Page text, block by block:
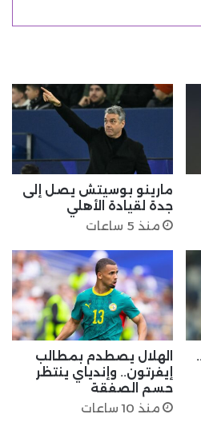
مارينو بوسيتش يصل إلى
جدة لقيادة الأهلي
منذ 5 ساعات
الهلال يصطدم بمطالب
إيفرتون.. وإندياي ينتظر
حسم الصفقة
منذ 10 ساعات